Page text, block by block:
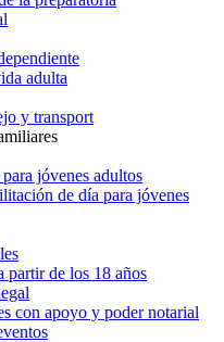
adulta
y transport
jóvenes adultos
de día para jóvenes
partir de los 18 años
con apoyo y poder notarial